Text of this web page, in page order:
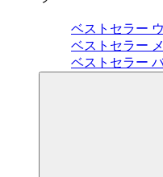
ベストセラー
ベストセラー
ベストセラー